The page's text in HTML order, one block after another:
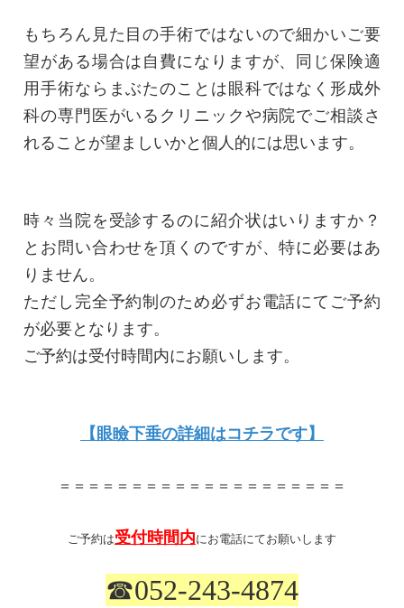
もちろん見た目の手術ではないので細かいご要
望がある場合は自費になりますが、同じ保険適
用手術ならまぶたのことは眼科ではなく形成外
科の専門医がいるクリニックや病院でご相談さ
れることが望ましいかと個人的には思います。
時々当院を受診するのに紹介状はいりますか？
とお問い合わせを頂くのですが、特に必要はあ
りません。
ただし完全予約制のため必ずお電話にてご予約
が必要となります。
ご予約は受付時間内にお願いします。
【眼瞼下垂の詳細はコチラです】
＝＝＝＝＝＝＝＝＝＝＝＝＝＝＝＝＝＝＝＝
ご予約は受付時間内にお電話にてお願いします
☎052-243-4874